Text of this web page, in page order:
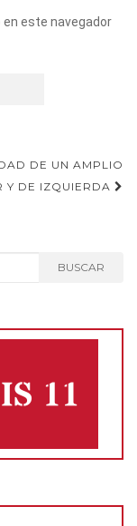
en este navegador
DE UN AMPLIO
Y DE IZQUIERDA
BUSCAR